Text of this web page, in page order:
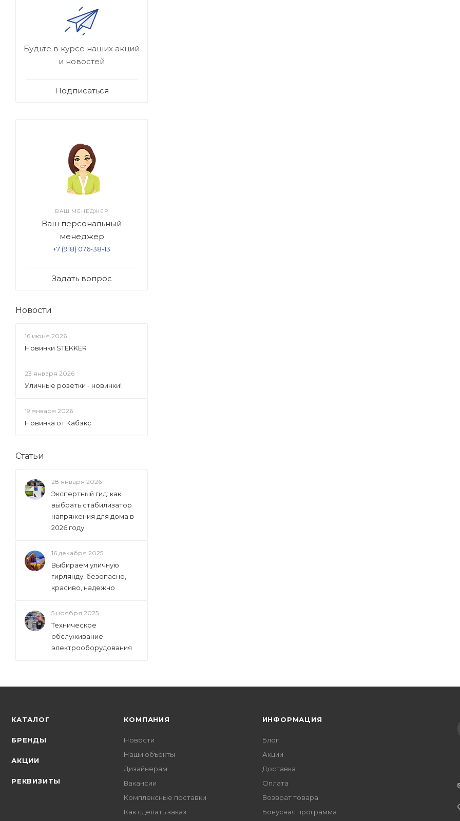
Будьте в курсе наших акций
и новостей
Подписаться
ВАШ МЕНЕДЖЕР
Ваш персональный
менеджер
+7 (918) 076-38-13
Задать вопрос
Новости
16 июня 2026
Новинки STEKKER
23 января 2026
Уличные розетки - новинки!
19 января 2026
Новинка от Кабэкс
Статьи
28 января 2026
Экспертный гид: как
выбрать стабилизатор
напряжения для дома в
2026 году
16 декабря 2025
Выбираем уличную
гирлянду: безопасно,
красиво, надежно
5 ноября 2025
Техническое
обслуживание
электрооборудования
КАТАЛОГ
БРЕНДЫ
АКЦИИ
РЕКВИЗИТЫ
КОМПАНИЯ
Новости
Наши объекты
Дизайнерам
Вакансии
Комплексные поставки
Как сделать заказ
ИНФОРМАЦИЯ
Блог
Акции
Доставка
Оплата
Возврат товара
Бонусная программа